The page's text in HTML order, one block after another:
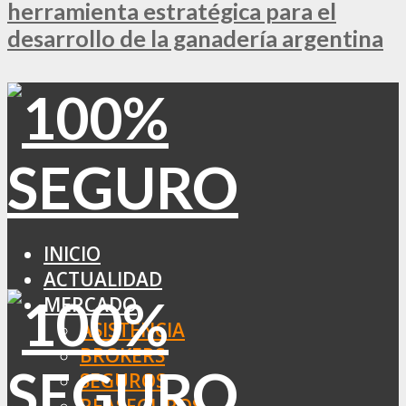
herramienta estratégica para el
desarrollo de la ganadería argentina
INICIO
ACTUALIDAD
MERCADO
ASISTENCIA
BROKERS
SEGUROS